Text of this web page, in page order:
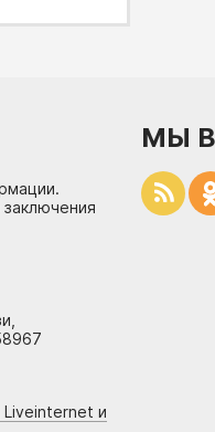
Liveinternet и
МЫ